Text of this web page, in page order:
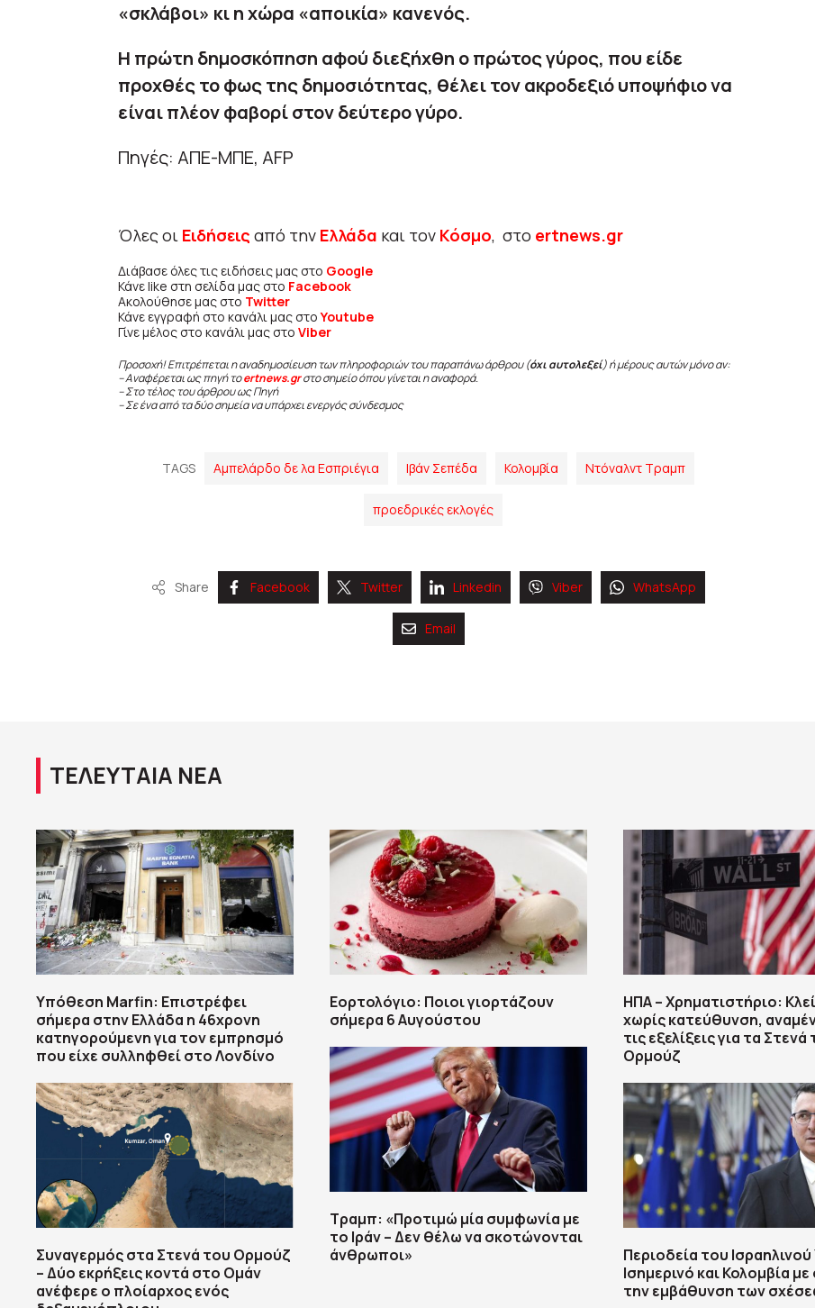
«σκλάβοι» κι η χώρα «αποικία» κανενός.
Η πρώτη δημοσκόπηση αφού διεξήχθη ο πρώτος γύρος, που είδε
προχθές το φως της δημοσιότητας, θέλει τον ακροδεξιό υποψήφιο να
είναι πλέον φαβορί στον δεύτερο γύρο.
Πηγές: ΑΠΕ-ΜΠΕ, AFP
Όλες οι Ειδήσεις από την Ελλάδα και τον Κόσμο, στο ertnews.gr
Διάβασε όλες τις ειδήσεις μας στο Google
Κάνε like στη σελίδα μας στο Facebook
Ακολούθησε μας στο Twitter
Κάνε εγγραφή στο κανάλι μας στοYoutube
Γίνε μέλος στο κανάλι μας στο Viber
Προσοχή! Επιτρέπεται η αναδημοσίευση των πληροφοριών του παραπάνω άρθρου (όχι αυτολεξεί) ή μέρους αυτών μόνο αν:
– Αναφέρεται ως πηγή τοertnews.gr στο σημείο όπου γίνεται η αναφορά.
– Στο τέλος του άρθρου ως Πηγή
– Σε ένα από τα δύο σημεία να υπάρχει ενεργός σύνδεσμος
TAGS Αμπελάρδο δε λα Εσπριέγια Ιβάν Σεπέδα Κολομβία Ντόναλντ Τραμπ
προεδρικές εκλογές
Share Facebook Twitter Linkedin Viber WhatsApp
Email
ΤΕΛΕΥΤΑΙΑ ΝΕΑ
Υπόθεση Marfin: Επιστρέφει
σήμερα στην Ελλάδα η 46χρονη
κατηγορούμενη για τον εμπρησμό
που είχε συλληφθεί στο Λονδίνο
Συναγερμός στα Στενά του Ορμούζ
– Δύο εκρήξεις κοντά στο Ομάν
ανέφερε ο πλοίαρχος ενός
Εορτολόγιο: Ποιοι γιορτάζουν
σήμερα 6 Αυγούστου
Τραμπ: «Προτιμώ μία συμφωνία με
το Ιράν – Δεν θέλω να σκοτώνονται
άνθρωποι»
ΗΠΑ – Χρηματιστήριο:
χωρίς κατεύθυνση,
τις εξελίξεις για τα Στενά
Ορμούζ
Περιοδεία του
Ισημερινό και Κολομβία
την εμβάθυνση των